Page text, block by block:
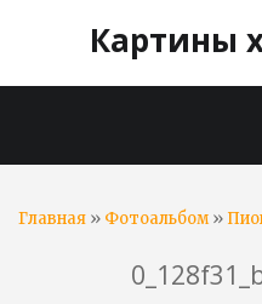
Картины
Главная » Фотоальбом»